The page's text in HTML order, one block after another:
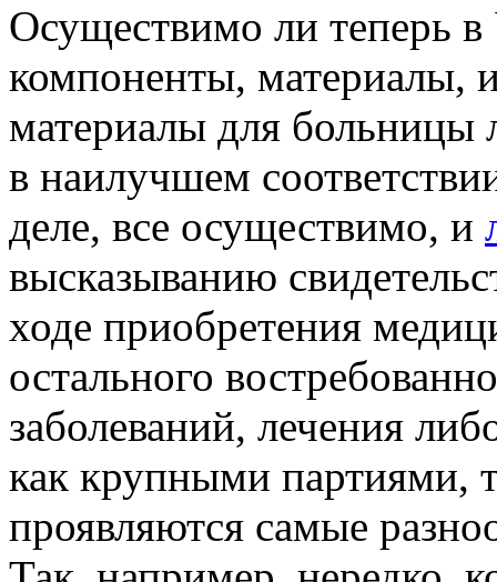
Oсущeствимo ли тeпeрь
компоненты, материалы,
материалы для больницы
в наилучшем
деле, все осуществимо, и
высказыванию
ходе приобретения
остального
заболеваний, лечения
как крупными партиями,
проявляются самые